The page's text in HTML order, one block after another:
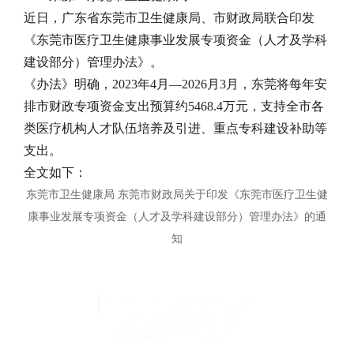
近日，广东省东莞市卫生健康局、市财政局联合印发
《东莞市医疗卫生健康事业发展专项资金（人才及学科
建设部分）管理办法》。
《办法》明确，2023年4月—2026月3月，东莞将每年安
排市财政专项资金支出预算约5468.4万元，支持全市各
类医疗机构人才队伍培养及引进、重点专科建设补助等
支出。
全文如下：
东莞市卫生健康局 东莞市财政局关于印发《东莞市医疗卫生健
康事业发展专项资金（人才及学科建设部分）管理办法》的通
知